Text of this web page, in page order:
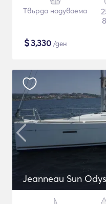
Твърда надуваема
$3,330 /ден
Jeanneau Sun